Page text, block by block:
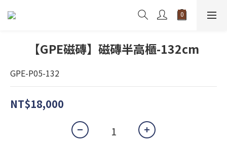
【GPE磁磚】磁磚半高櫃-132cm
GPE-P05-132
NT$18,000